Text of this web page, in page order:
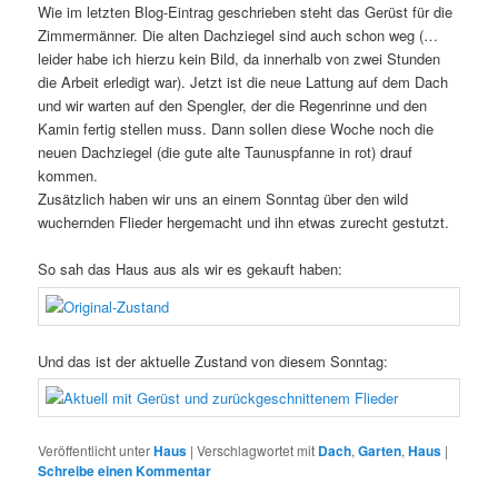
Wie im letzten Blog-Eintrag geschrieben steht das Gerüst für die
Zimmermänner. Die alten Dachziegel sind auch schon weg (…
leider habe ich hierzu kein Bild, da innerhalb von zwei Stunden
die Arbeit erledigt war). Jetzt ist die neue Lattung auf dem Dach
und wir warten auf den Spengler, der die Regenrinne und den
Kamin fertig stellen muss. Dann sollen diese Woche noch die
neuen Dachziegel (die gute alte Taunuspfanne in rot) drauf
kommen.
Zusätzlich haben wir uns an einem Sonntag über den wild
wuchernden Flieder hergemacht und ihn etwas zurecht gestutzt.
So sah das Haus aus als wir es gekauft haben:
Und das ist der aktuelle Zustand von diesem Sonntag:
Veröffentlicht unterHaus |Verschlagwortet mit Dach,Garten,Haus |
Schreibe einen Kommentar